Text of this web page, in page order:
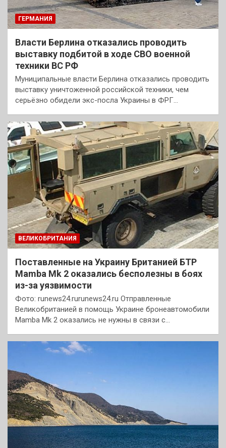
ГЕРМАНИЯ
Власти Берлина отказались проводить
выставку подбитой в ходе СВО военной
техники ВС РФ
Муниципальные власти Берлина отказались проводить
выставку уничтоженной российской техники, чем
серьёзно обидели экс-посла Украины в ФРГ…
ВЕЛИКОБРИТАНИЯ
Поставленные на Украину Британией БТР
Mamba Mk 2 оказались бесполезны в боях
из-за уязвимости
Фото: runews24.rurunews24.ru Отправленные
Великобританией в помощь Украине бронеавтомобили
Mamba Mk 2 оказались не нужны в связи с…